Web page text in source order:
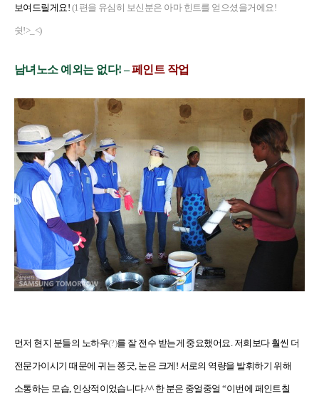
보여드릴게요! (1편을 유심히 보신분은 아마 힌트를 얻으셨을거에요!
쉿!>_<)
남녀노소 예외는 없다! –페인트 작업
먼저 현지 분들의 노하우(?)를 잘 전수 받는게 중요했어요. 저희보다 훨씬 더
전문가이시기 때문에 귀는 쫑긋, 눈은 크게! 서로의 역량을 발휘하기 위해
소통하는 모습, 인상적이었습니다.^^ 한 분은 중얼중얼 “이번에 페인트칠